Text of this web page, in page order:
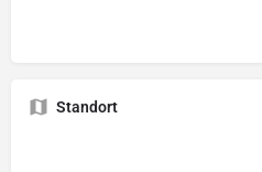
Standort